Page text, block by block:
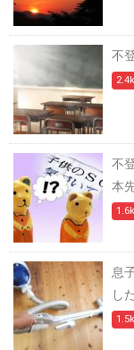
不
不
本
息
し